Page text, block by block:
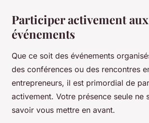
Participer activement aux
événements
Que ce soit des événements
des conférences ou des rencontres
entrepreneurs, il est primordial de
activement. Votre présence seule ne
savoir vous mettre en avant.